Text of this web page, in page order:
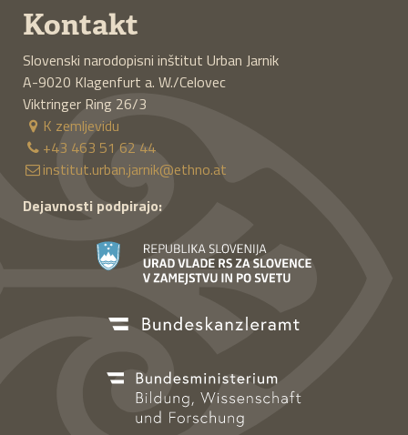
Kontakt
Slovenski narodopisni inštitut Urban Jarnik
A-9020 Klagenfurt a. W./Celovec
Viktringer Ring 26/3
K zemljevidu
+43 463 51 62 44
institut.urban.jarnik@ethno.at
Dejavnosti podpirajo: